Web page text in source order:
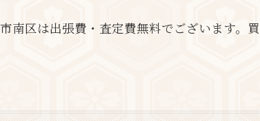
南区は出張費・査定費無料でございます。